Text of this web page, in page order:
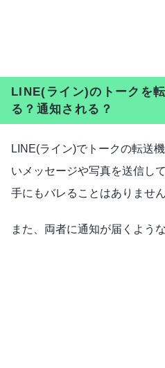
LINE(ライン)のトークを
る？通知される？
LINE(ライン)でトークの転送
いメッセージや写真を送信し
手にもバレることはありません
また、両者に通知が届くよう